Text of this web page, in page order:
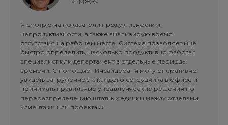
Я смотрю на показатели продуктивности и
непродуктивности, а также анализирую время
отсутствия на рабочем месте. Система позволяет мне
быстро определить, насколько продуктивно работал
специалист или департамент в отдельные периоды
времени. С помощью “Инсайдера” я могу оперативно
увидеть загруженность каждого сотрудника в офисе и
принимать правильные управленческие решения по
перераспределению штатных единиц между отделами,
клиентами или проектами.